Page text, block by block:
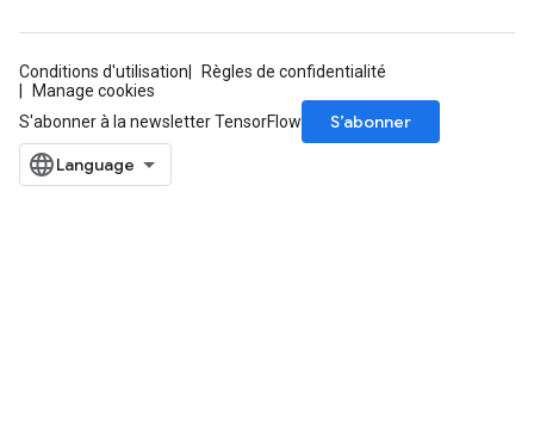
Conditions d'utilisation
Règles de confidentialité
Manage cookies
S'abonner à la newsletter TensorFlow
S’abonner